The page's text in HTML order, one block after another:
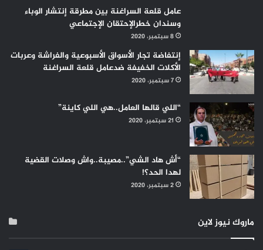
عامل قلعة السراغنة بين مطرقة إنتشار الوباء
وسندان خطرالإحتقان الإجتماعي
8 سبتمبر، 2020
إنتفاضة تجار الأسواق الأسبوعية والفراشة وعربات
الأكلات الخفيفة ضدعامل قلعة السراغنة
7 سبتمبر، 2020
“اللي قالها العامل..هي اللي كاينة”
21 سبتمبر، 2020
“أش هاد الشي”..مصيبة..واش وصلات القضية
لهدا الحد؟!
2 سبتمبر، 2020
ماروك نيوز لاين